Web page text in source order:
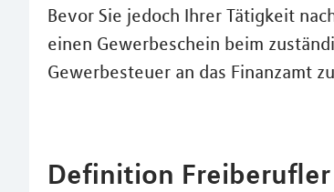
Bevor Sie jedoch Ihrer Tätigkeit
einen Gewerbeschein beim
Gewerbesteuer an das Finanzamt
Definition Freiberufler